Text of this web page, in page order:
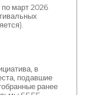
март 2026
в
подавшие
ранее